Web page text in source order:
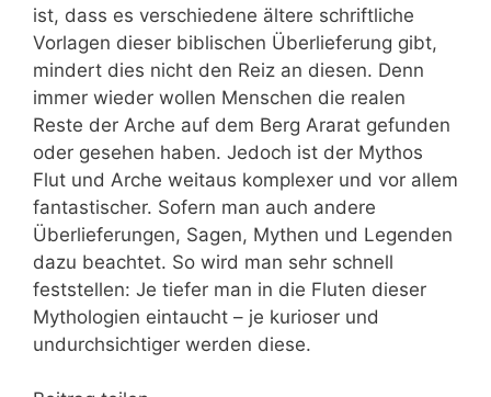
ist, dass es verschiedene ältere schriftliche
Vorlagen dieser biblischen Überlieferung gibt,
mindert dies nicht den Reiz an diesen. Denn
immer wieder wollen Menschen die realen
Reste der Arche auf dem Berg Ararat gefunden
oder gesehen haben. Jedoch ist der Mythos
Flut und Arche weitaus komplexer und vor allem
fantastischer. Sofern man auch andere
Überlieferungen, Sagen, Mythen und Legenden
dazu beachtet. So wird man sehr schnell
feststellen: Je tiefer man in die Fluten dieser
Mythologien eintaucht – je kurioser und
undurchsichtiger werden diese.